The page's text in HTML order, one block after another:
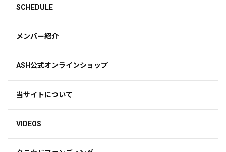
SCHEDULE
メンバー紹介
ASH公式オンラインショップ
当サイトについて
VIDEOS